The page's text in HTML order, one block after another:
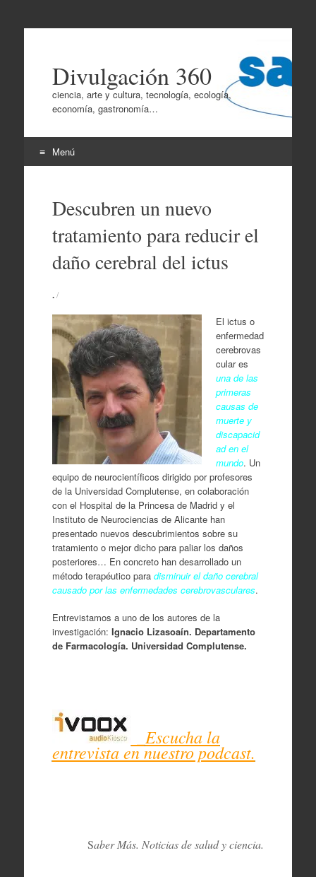
Divulgación 360
ciencia, arte y cultura, tecnología, ecología,
economía, gastronomía…
Menú
contenidoDescubren un nuevo
tratamiento para reducir el
daño cerebral del ictus
./
El ictus o
enfermedad
cerebrovas
cular es
una de las
primeras
causas de
muerte y
discapacid
ad en el
mundo. Un
equipo de neurocientíficos dirigido por profesores
de la Universidad Complutense, en colaboración
con el Hospital de la Princesa de Madrid y el
Instituto de Neurociencias de Alicante han
presentado nuevos descubrimientos sobre su
tratamiento o mejor dicho para paliar los daños
posteriores… En concreto han desarrollado un
método terapéutico para disminuir el daño cerebral
causado por las enfermedades cerebrovasculares.
Entrevistamos a uno de los autores de la
investigación: Ignacio Lizasoaín. Departamento
de Farmacología. Universidad Complutense.
Escucha la
entrevista en nuestro podcast.
Saber Más. Noticias de salud y ciencia.